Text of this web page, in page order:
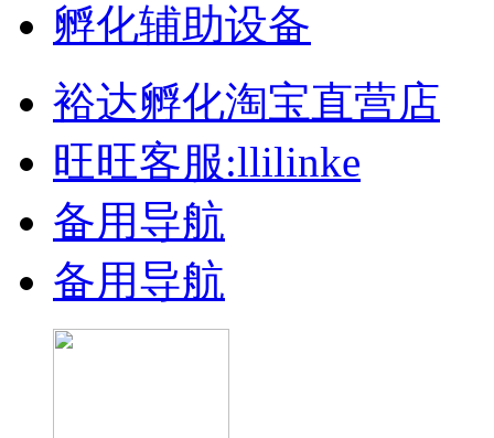
孵化辅助设备
裕达孵化淘宝直营店
旺旺客服:llilinke
备用导航
备用导航